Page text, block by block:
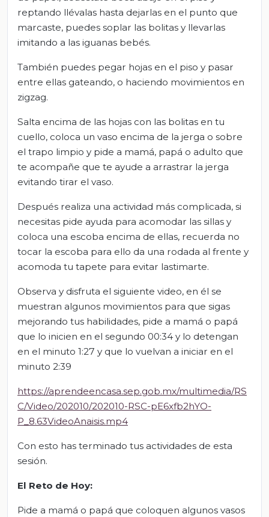
reptando llévalas hasta dejarlas en el punto que
marcaste, puedes soplar las bolitas y llevarlas
imitando a las iguanas bebés.
También puedes pegar hojas en el piso y pasar
entre ellas gateando, o haciendo movimientos en
zigzag.
Salta encima de las hojas con las bolitas en tu
cuello, coloca un vaso encima de la jerga o sobre
el trapo limpio y pide a mamá, papá o adulto que
te acompañe que te ayude a arrastrar la jerga
evitando tirar el vaso.
Después realiza una actividad más complicada, si
necesitas pide ayuda para acomodar las sillas y
coloca una escoba encima de ellas, recuerda no
tocar la escoba para ello da una rodada al frente y
acomoda tu tapete para evitar lastimarte.
Observa y disfruta el siguiente video, en él se
muestran algunos movimientos para que sigas
mejorando tus habilidades, pide a mamá o papá
que lo inicien en el segundo 00:34 y lo detengan
en el minuto 1:27 y que lo vuelvan a iniciar en el
minuto 2:39
https://aprendeencasa.sep.gob.mx/multimedia/RS
C/Video/202010/202010-RSC-pE6xfb2hYO-
P_8.63VideoAnaisis.mp4
Con esto has terminado tus actividades de esta
sesión.
El Reto de Hoy:
Pide a mamá o papá que coloquen algunos vasos